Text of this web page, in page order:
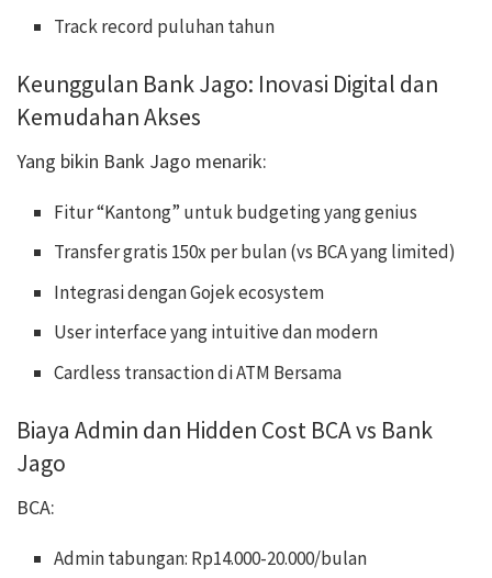
Track record puluhan tahun
Keunggulan Bank Jago: Inovasi Digital dan
Kemudahan Akses
Yang bikin Bank Jago menarik:
Fitur “Kantong” untuk budgeting yang genius
Transfer gratis 150x per bulan (vs BCA yang limited)
Integrasi dengan Gojek ecosystem
User interface yang intuitive dan modern
Cardless transaction di ATM Bersama
Biaya Admin dan Hidden Cost BCA vs Bank
Jago
BCA:
Admin tabungan: Rp14.000-20.000/bulan